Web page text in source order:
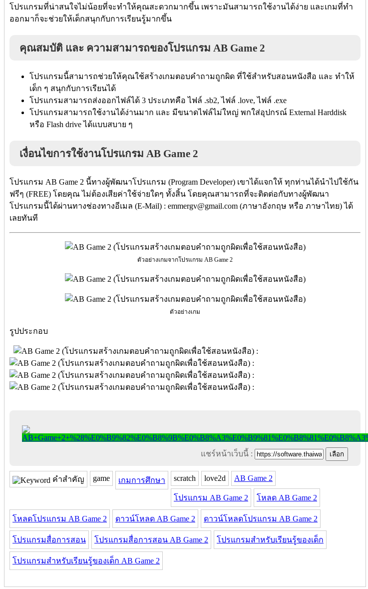
โปรแกรมที่น่าสนใจไม่น้อยที่จะทำให้คุณสะดวกมากขึ้น เพราะมันสามารถใช้งานได้ง่าย และเกมที่ทำ
ออกมาก็จะช่วยให้เด็กสนุกกับการเรียนรู้มากขึ้น
คุณสมบัติ และ ความสามารถของโปรแกรม AB Game 2
โปรแกรมนี้สามารถช่วยให้คุณใช้สร้างเกมตอบคำถามถูกผิด ที่ใช้สำหรับสอนหนังสือ และ ทำให้
เด็ก ๆ สนุกกับการเรียนได้
โปรแกรมสามารถส่งออกไฟล์ได้ 3 ประเภทคือ ไฟล์ .sb2, ไฟล์ .love, ไฟล์ .exe
โปรแกรมสามารถใช้งานได้ง่านมาก และ มีขนาดไฟล์ไม่ใหญ่ พกใส่อุปกรณ์ External Harddisk
หรือ Flash drive ได้แบบสบาย ๆ
เงื่อนไขการใช้งานโปรแกรม AB Game 2
โปรแกรม AB Game 2 นี้ทางผู้พัฒนาโปรแกรม (Program Developer) เขาได้แจกให้ ทุกท่านได้นำไปใช้กัน
ฟรีๆ (FREE) โดยคุณ ไม่ต้องเสียค่าใช้จ่ายใดๆ ทั้งสิ้น โดยคุณสามารถที่จะติดต่อกับทางผู้พัฒนา
โปรแกรมนี้ได้ผ่านทางช่องทางอีเมล (E-Mail) : emmergv@gmail.com (ภาษาอังกฤษ หรือ ภาษาไทย) ได้
เลยทันที
ตัวอย่างเกมจากโปรแกรม AB Game 2
ตัวอย่างเกม
รูปประกอบ
แชร์หน้าเว็บนี้ :
คำสำคัญ game เกมการศึกษา scratch love2d AB Game 2
โปรแกรม AB Game 2 โหลด AB Game 2
โหลดโปรแกรม AB Game 2 ดาวน์โหลด AB Game 2 ดาวน์โหลดโปรแกรม AB Game 2
โปรแกรมสื่อการสอน โปรแกรมสื่อการสอน AB Game 2 โปรแกรมสำหรับเรียนรู้ของเด็ก
โปรแกรมสำหรับเรียนรู้ของเด็ก AB Game 2